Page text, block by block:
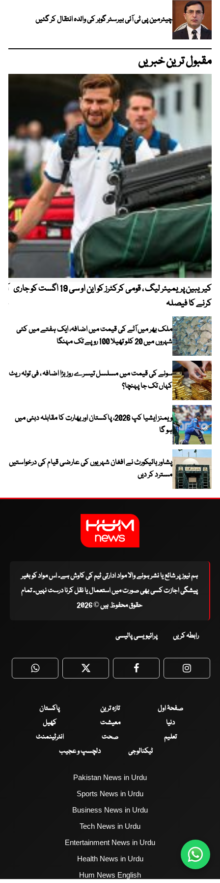
چیئرمین پی ٹی آئی بیرسٹر گوہر کی والدہ انتقال کر گئیں
مقبول ترین خبریں
کیریبین پریمیئر لیگ ، قومی کرکٹرز کو این او سی 19 اگست کو جاری
کرنے کا فیصلہ
ملک بھر میں آٹے کی قیمت میں اضافہ، ایک ہفتے میں کئی
شہروں میں 20 کلو تھیلا 100 روپے تک مہنگا
سونے کی قیمت میں مسلسل تیسرے روز بڑا اضافہ ، فی تولہ ریٹ
کہاں تک جا پہنچا؟
ویمنز ایشیا کپ 2026، پاکستان اور بھارت کا مقابلہ دبئی میں
ہو گا
پشاور ہائیکورٹ نے افغان شہریوں کی عارضی قیام کی درخواستیں
مسترد کر دیں
ہم نیوز پر شائع یا نشر ہونے والا مواد ادارتی ٹیم کی کاوش ہے۔ اس مواد کو بغیر
پیشگی اجازت کسی بھی صورت میں استعمال یا نقل کرنا درست نہیں۔ تمام
حقوق محفوظ ہیں © 2026
رابطہ کریں پرائیویسی پالیسی
WhatsApp Twitter Facebook
صفحۂ اول تازہ ترین
پاکستان
دنیا
معیشت
کھیل
تعلیم
صحت
انٹرٹینمنٹ
ٹیکنالوجی
دلچسپ و عجیب
Pakistan News in Urdu
Sports News in Urdu
Business News in Urdu
Tech News in Urdu
Entertainment News in Urdu
Health News in Urdu
Hum News English